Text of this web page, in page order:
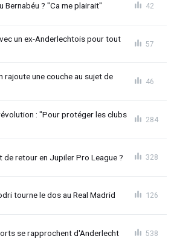
Bernabéu ? "Ca me plairait" 42
un ex-Anderlechtois pour tout
57
rajoute une couche au sujet de
46
: "Pour protéger les clubs
284
de retour en Jupiler Pro League ? 328
tourne le dos au Real Madrid 126
se rapprochent d'Anderlecht 538